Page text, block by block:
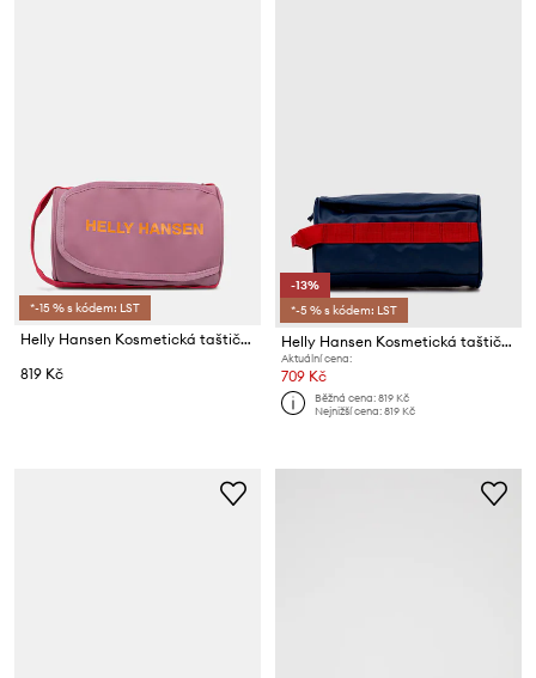
*-15 % s kódem: LST
Helly Hansen Kosmetická taštička
819 Kč
-13%
*-5 % s kódem: LST
Helly Hansen Kosmetická taštička
Aktuální cena:
709 Kč
Běžná cena:819 Kč
Nejnižší cena:819 Kč